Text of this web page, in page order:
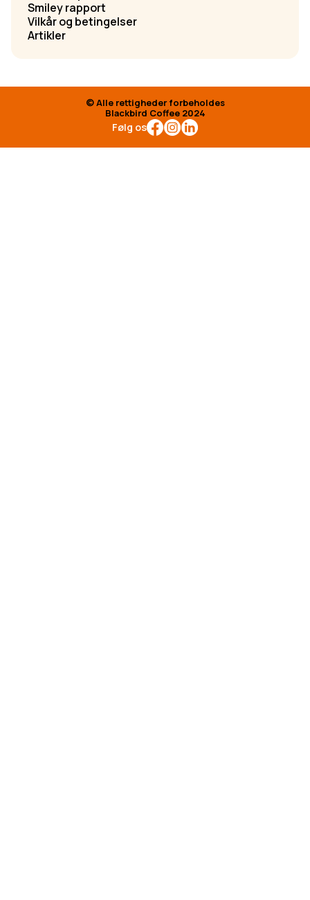
Smiley rapport
Vilkår og betingelser
Artikler
© Alle rettigheder forbeholdes
Blackbird Coffee 2024
Følg os